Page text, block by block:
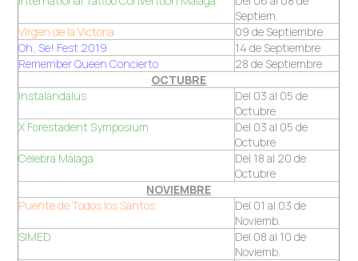
Septiem.
Virgen de la Victoria
09 de Septiembre
Oh, Se! Fest 2019
14 de Septiembre
Remember Queen Concierto
28 de Septiembre
OCTUBRE
Instalándalus
Del 03 al 05 de
Octubre
X Forestadent Symposium
Del 03 al 05 de
Octubre
Celebra Málaga
Del 18 al 20 de
Octubre
NOVIEMBRE
Puente de Todos los Santos
Del 01 al 03 de
Noviemb.
SIMED
Del 08 al 10 de
Noviemb.